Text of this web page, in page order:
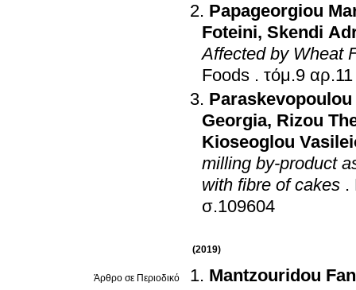
Papageorgiou
Foteini, Skendi
Affected by Wheat
Foods .
Georgia, Rizou
Kioseoglou
milling by-product
with fibre of cakes .
σ.109604
(2019)
Άρθρο σε Περιοδικό
Mantzouridou